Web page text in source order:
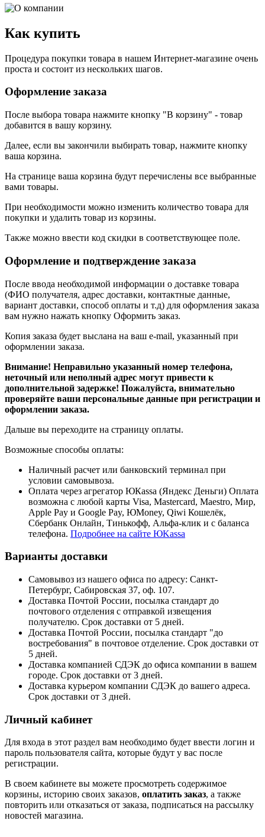
Как купить
Процедура покупки товара в нашем Интернет-магазине очень
проста и состоит из нескольких шагов.
Оформление заказа
После выбора товара нажмите кнопку "В корзину" - товар
добавится в вашу корзину.
Далее, если вы закончили выбирать товар, нажмите кнопку
ваша корзина.
На странице ваша корзина будут перечислены все выбранные
вами товары.
При необходимости можно изменить количество товара для
покупки и удалить товар из корзины.
Также можно ввести код скидки в соответствующее поле.
Оформление и подтверждение заказа
После ввода необходимой информации о доставке товара
(ФИО получателя, адрес доставки, контактные данные,
вариант доставки, способ оплаты и т.д) для оформления заказа
вам нужно нажать кнопку Оформить заказ.
Копия заказа будет выслана на ваш e-mail, указанный при
оформлении заказа.
Внимание! Неправильно указанный номер телефона,
неточный или неполный адрес могут привести к
дополнительной задержке! Пожалуйста, внимательно
проверяйте ваши персональные данные при регистрации и
оформлении заказа.
Дальше вы переходите на страницу оплаты.
Возможные способы оплаты:
Наличный расчет или банковский терминал при
условии самовывоза.
Оплата через агрегатор ЮКаssa (Яндекс Деньги) Оплата
возможна с любой карты Visa, Mastercard, Maestro, Мир,
Apple Pay и Google Pay, ЮMoney, Qiwi Кошелёк,
Сбербанк Онлайн, Тинькофф, Альфа-клик и с баланса
телефона. Подробнее на сайте ЮKassa
Варианты доставки
Самовывоз из нашего офиса по адресу: Санкт-
Петербург, Сабировская 37, оф. 107.
Доставка Почтой России, посылка стандарт до
почтового отделения с отправкой извещения
получателю. Срок доставки от 5 дней.
Доставка Почтой России, посылка стандарт "до
востребования" в почтовое отделение. Срок доставки от
5 дней.
Доставка компанией СДЭК до офиса компании в вашем
городе. Срок доставки от 3 дней.
Доставка курьером компании СДЭК до вашего адреса.
Срок доставки от 3 дней.
Личный кабинет
Для входа в этот раздел вам необходимо будет ввести логин и
пароль пользователя сайта, которые будут у вас после
регистрации.
В своем кабинете вы можете просмотреть содержимое
корзины, историю своих заказов, оплатить заказ, а также
повторить или отказаться от заказа, подписаться на рассылку
новостей магазина.